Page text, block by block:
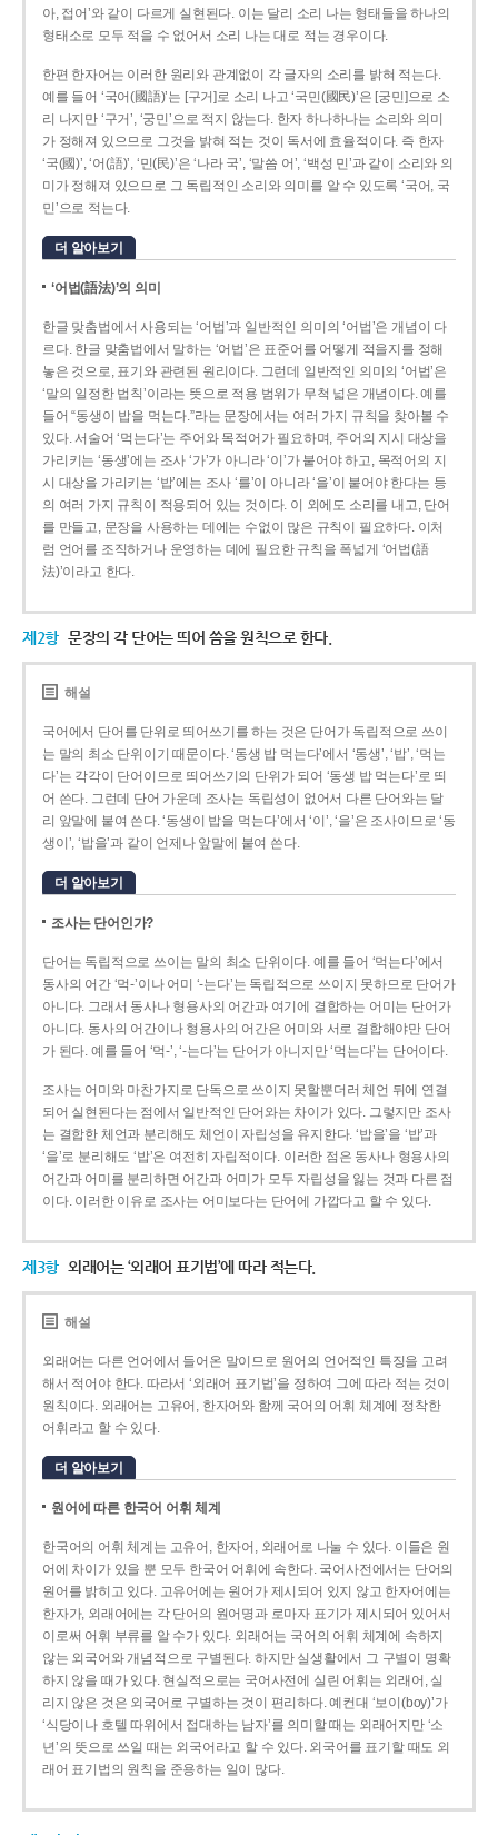
아, 접어’와 같이 다르게 실현된다. 이는 달리 소리 나는 형태들을 하나의
형태소로 모두 적을 수 없어서 소리 나는 대로 적는 경우이다.
한편 한자어는 이러한 원리와 관계없이 각 글자의 소리를 밝혀 적는다.
예를 들어 ‘국어(國語)’는 [구거]로 소리 나고 ‘국민(國民)’은 [궁민]으로 소
리 나지만 ‘구거’, ‘궁민’으로 적지 않는다. 한자 하나하나는 소리와 의미
가 정해져 있으므로 그것을 밝혀 적는 것이 독서에 효율적이다. 즉 한자
‘국(國)’, ‘어(語)’, ‘민(民)’은 ‘나라 국’, ‘말씀 어’, ‘백성 민’과 같이 소리와 의
미가 정해져 있으므로 그 독립적인 소리와 의미를 알 수 있도록 ‘국어, 국
민’으로 적는다.
더 알아보기
‘어법(語法)’의 의미
한글 맞춤법에서 사용되는 ‘어법’과 일반적인 의미의 ‘어법’은 개념이 다
르다. 한글 맞춤법에서 말하는 ‘어법’은 표준어를 어떻게 적을지를 정해
놓은 것으로, 표기와 관련된 원리이다. 그런데 일반적인 의미의 ‘어법’은
‘말의 일정한 법칙’이라는 뜻으로 적용 범위가 무척 넓은 개념이다. 예를
들어 “동생이 밥을 먹는다.”라는 문장에서는 여러 가지 규칙을 찾아볼 수
있다. 서술어 ‘먹는다’는 주어와 목적어가 필요하며, 주어의 지시 대상을
가리키는 ‘동생’에는 조사 ‘가’가 아니라 ‘이’가 붙어야 하고, 목적어의 지
시 대상을 가리키는 ‘밥’에는 조사 ‘를’이 아니라 ‘을’이 붙어야 한다는 등
의 여러 가지 규칙이 적용되어 있는 것이다. 이 외에도 소리를 내고, 단어
를 만들고, 문장을 사용하는 데에는 수없이 많은 규칙이 필요하다. 이처
럼 언어를 조직하거나 운영하는 데에 필요한 규칙을 폭넓게 ‘어법(語
法)’이라고 한다.
제2항 문장의 각 단어는 띄어 씀을 원칙으로 한다.
해설
국어에서 단어를 단위로 띄어쓰기를 하는 것은 단어가 독립적으로 쓰이
는 말의 최소 단위이기 때문이다. ‘동생 밥 먹는다’에서 ‘동생’, ‘밥’, ‘먹는
다’는 각각이 단어이므로 띄어쓰기의 단위가 되어 ‘동생 밥 먹는다’로 띄
어 쓴다. 그런데 단어 가운데 조사는 독립성이 없어서 다른 단어와는 달
리 앞말에 붙여 쓴다. ‘동생이 밥을 먹는다’에서 ‘이’, ‘을’은 조사이므로 ‘동
생이’, ‘밥을’과 같이 언제나 앞말에 붙여 쓴다.
더 알아보기
조사는 단어인가?
단어는 독립적으로 쓰이는 말의 최소 단위이다. 예를 들어 ‘먹는다’에서
동사의 어간 ‘먹-­’이나 어미 ‘­-는다’는 독립적으로 쓰이지 못하므로 단어가
아니다. 그래서 동사나 형용사의 어간과 여기에 결합하는 어미는 단어가
아니다. 동사의 어간이나 형용사의 어간은 어미와 서로 결합해야만 단어
가 된다. 예를 들어 ‘먹-’, ‘-는다’는 단어가 아니지만 ‘먹는다’는 단어이다.
조사는 어미와 마찬가지로 단독으로 쓰이지 못할뿐더러 체언 뒤에 연결
되어 실현된다는 점에서 일반적인 단어와는 차이가 있다. 그렇지만 조사
는 결합한 체언과 분리해도 체언이 자립성을 유지한다. ‘밥을’을 ‘밥’과
‘을’로 분리해도 ‘밥’은 여전히 자립적이다. 이러한 점은 동사나 형용사의
어간과 어미를 분리하면 어간과 어미가 모두 자립성을 잃는 것과 다른 점
이다. 이러한 이유로 조사는 어미보다는 단어에 가깝다고 할 수 있다.
제3항 외래어는 ‘외래어 표기법’에 따라 적는다.
해설
외래어는 다른 언어에서 들어온 말이므로 원어의 언어적인 특징을 고려
해서 적어야 한다. 따라서 ‘외래어 표기법’을 정하여 그에 따라 적는 것이
원칙이다. 외래어는 고유어, 한자어와 함께 국어의 어휘 체계에 정착한
어휘라고 할 수 있다.
더 알아보기
원어에 따른 한국어 어휘 체계
한국어의 어휘 체계는 고유어, 한자어, 외래어로 나눌 수 있다. 이들은 원
어에 차이가 있을 뿐 모두 한국어 어휘에 속한다. 국어사전에서는 단어의
원어를 밝히고 있다. 고유어에는 원어가 제시되어 있지 않고 한자어에는
한자가, 외래어에는 각 단어의 원어명과 로마자 표기가 제시되어 있어서
이로써 어휘 부류를 알 수가 있다. 외래어는 국어의 어휘 체계에 속하지
않는 외국어와 개념적으로 구별된다. 하지만 실생활에서 그 구별이 명확
하지 않을 때가 있다. 현실적으로는 국어사전에 실린 어휘는 외래어, 실
리지 않은 것은 외국어로 구별하는 것이 편리하다. 예컨대 ‘보이(boy)’가
‘식당이나 호텔 따위에서 접대하는 남자’를 의미할 때는 외래어지만 ‘소
년’의 뜻으로 쓰일 때는 외국어라고 할 수 있다. 외국어를 표기할 때도 외
래어 표기법의 원칙을 준용하는 일이 많다.